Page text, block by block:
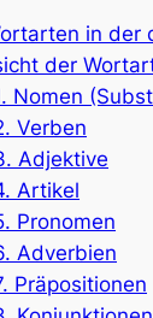
in der
der
Nomen
Verben
Adjektive
Artikel
Pronomen
Adverbien
Präpositionen